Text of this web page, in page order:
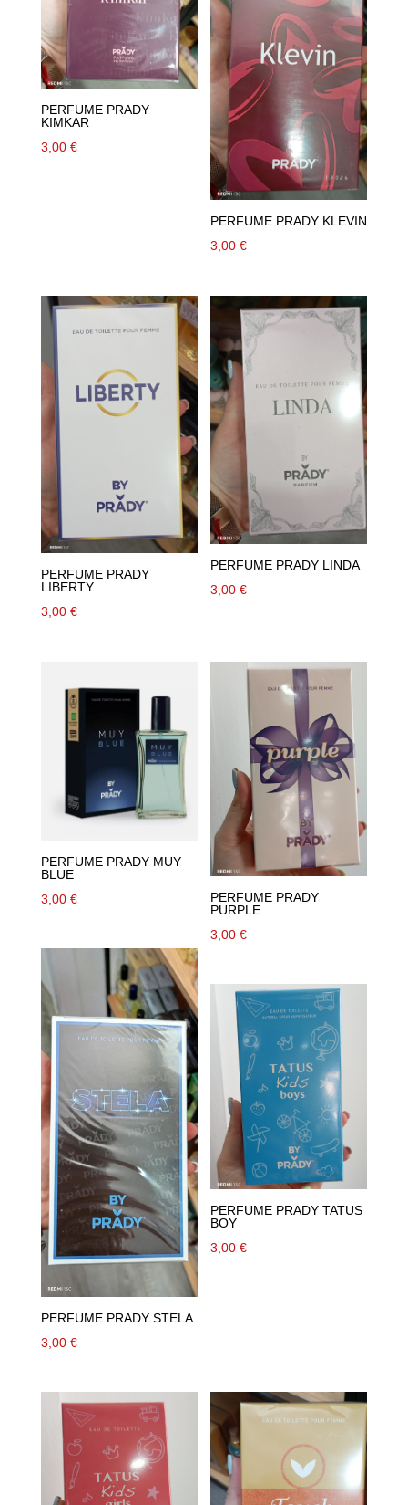
PERFUME PRADY
KIMKAR
3,00 €
PERFUME PRADY KLEVIN
3,00€
PERFUME PRADY
LIBERTY
3,00 €
PERFUME PRADY LINDA
3,00€
PERFUME PRADY MUY
BLUE
3,00 €
PERFUME PRADY
PURPLE
3,00€
PERFUME PRADY STELA
3,00 €
PERFUME PRADY TATUS
BOY
3,00€